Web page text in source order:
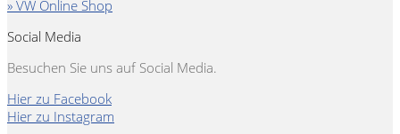
» VW Online Shop
Social Media
Besuchen Sie uns auf Social Media.
Hier zu Facebook
Hier zu Instagram